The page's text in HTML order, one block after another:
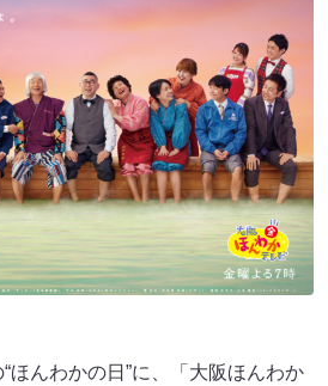
ほんわかの日”に、「大阪ほんわか